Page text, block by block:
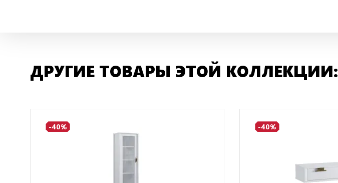
ДРУГИЕ ТОВАРЫ ЭТОЙ КОЛЛЕКЦИИ:
-40% -40%